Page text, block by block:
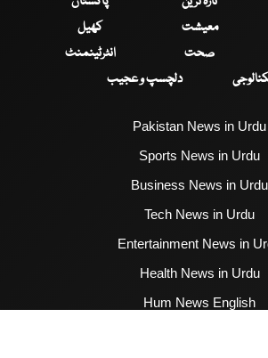
معیشت
کھیل
صحت
انٹرٹینمنٹ
دلچسپ و عجیب
Pakistan News in Urdu
Sports News in Urdu
Business News in Urdu
Tech News in Urdu
Entertainment News in
Health News in Urdu
Hum News English